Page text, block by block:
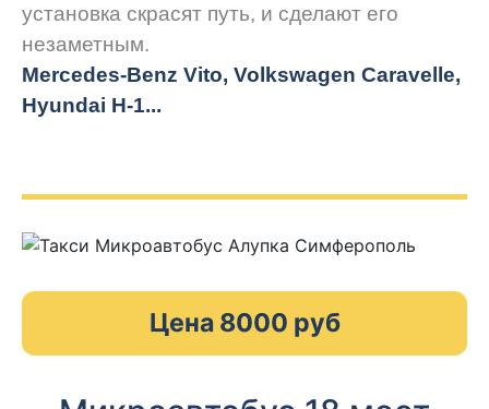
установка скрасят путь, и сделают его
незаметным.
Mercedes-Benz Vito, Volkswagen Caravelle,
Hyundai H-1...
Цена 8000 руб